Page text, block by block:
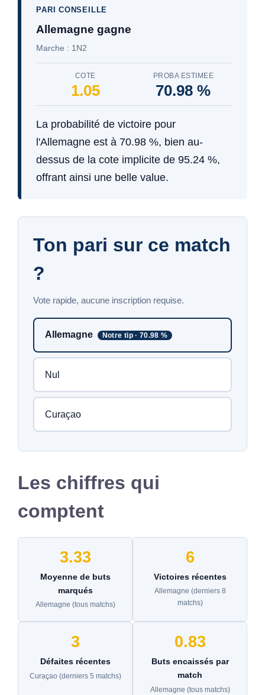
PARI CONSEILLE
Allemagne gagne
Marche : 1N2
COTE
1.05
PROBA ESTIMEE
70.98 %
La probabilité de victoire pour
l'Allemagne est à 70.98 %, bien au-
dessus de la cote implicite de 95.24 %,
offrant ainsi une belle value.
Ton pari sur ce match
?
Vote rapide, aucune inscription requise.
Allemagne Notre tip · 70.98 %
Nul
Curaçao
Les chiffres qui
comptent
3.33
Moyenne de buts
marqués
Allemagne (tous matchs)
6
Victoires récentes
Allemagne (derniers 8
matchs)
3
Défaites récentes
Curaçao (derniers 5 matchs)
0.83
Buts encaissés par
match
Allemagne (tous matchs)